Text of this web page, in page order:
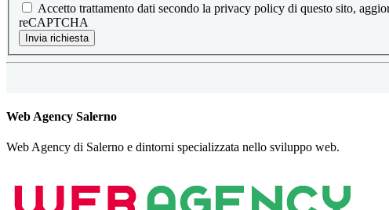
Accetto trattamento dati secondo la privacy policy di questo sito,
reCAPTCHA
Invia richiesta
Web Agency Salerno
Web Agency di Salerno e dintorni specializzata nello sviluppo web.